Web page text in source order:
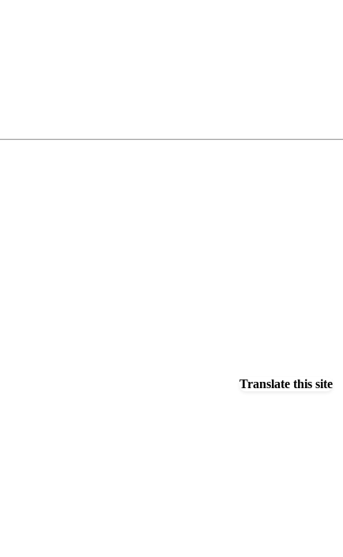
Translate this site